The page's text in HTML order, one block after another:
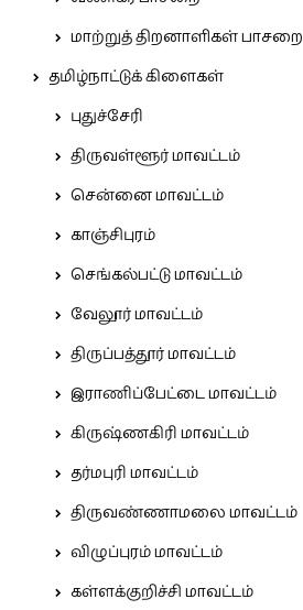
மாற்றுத் திறனாளிகள் பாசறை
தமிழ்நாட்டுக் கிளைகள்
புதுச்சேரி
திருவள்ளூர் மாவட்டம்
சென்னை மாவட்டம்
காஞ்சிபுரம்
செங்கல்பட்டு மாவட்டம்
வேலூர் மாவட்டம்
திருப்பத்தூர் மாவட்டம்
இராணிப்பேட்டை மாவட்டம்
கிருஷ்ணகிரி மாவட்டம்
தர்மபுரி மாவட்டம்
திருவண்ணாமலை மாவட்டம்
விழுப்புரம் மாவட்டம்
கள்ளக்குறிச்சி மாவட்டம்